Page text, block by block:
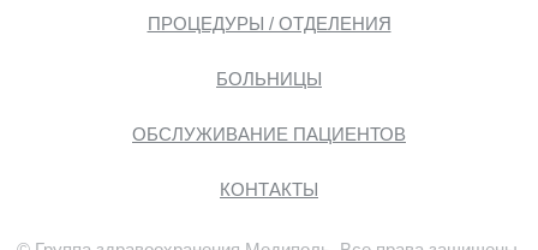
ПРОЦЕДУРЫ / ОТДЕЛЕНИЯ
БОЛЬНИЦЫ
ОБСЛУЖИВАНИЕ ПАЦИЕНТОВ
КОНТАКТЫ